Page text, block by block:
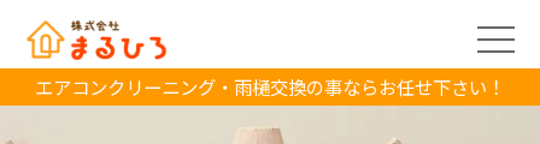
エアコンクリーニング・雨樋交換の事ならお任せ下さい！